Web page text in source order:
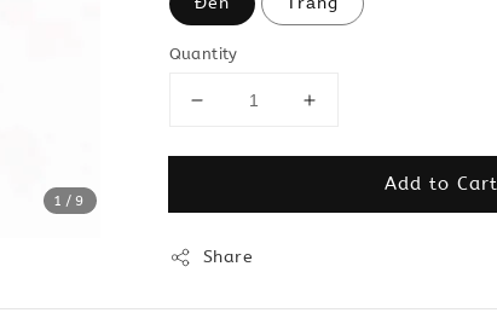
1 /9
Quantity
Add to Cart
Share